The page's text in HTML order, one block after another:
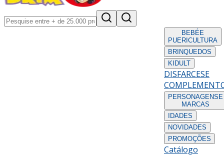
BEBÉE
PUERICULTURA
BRINQUEDOS
KIDULT
DISFARCESE
PERSONAGENS E
MARCAS
IDADES
NOVIDADES
PROMOÇÕES
Catálogo